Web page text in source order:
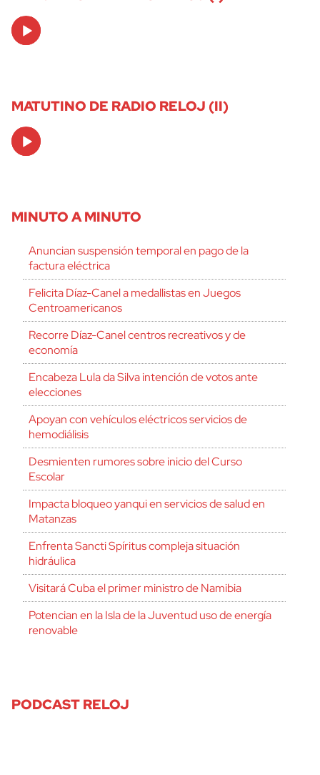
Audio
Player
MATUTINO DE RADIO RELOJ (II)
Audio
Player
MINUTO A MINUTO
Anuncian suspensión temporal en pago de la
factura eléctrica
Felicita Díaz-Canel a medallistas en Juegos
Centroamericanos
Recorre Díaz-Canel centros recreativos y de
economía
Encabeza Lula da Silva intención de votos ante
elecciones
Apoyan con vehículos eléctricos servicios de
hemodiálisis
Desmienten rumores sobre inicio del Curso
Escolar
Impacta bloqueo yanqui en servicios de salud en
Matanzas
Enfrenta Sancti Spíritus compleja situación
hidráulica
Visitará Cuba el primer ministro de Namibia
Potencian en la Isla de la Juventud uso de energía
renovable
PODCAST RELOJ